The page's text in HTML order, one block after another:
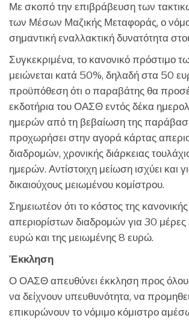
Με σκοπό την επιβράβευση των
των Μέσων Μαζικής Μεταφοράς, ο
σημαντική εναλλακτική δυνατότητα
Συγκεκριμένα, το κανονικό πρόστιμο
μειώνεται κατά 50%, δηλαδή στα 50
προϋπόθεση ότι ο παραβάτης θα
εκδοτήρια του ΟΑΣΘ εντός δέκα
ημερών από τη βεβαίωση της
προχωρήσει στην αγορά κάρτας
διαδρομών, χρονικής διάρκειας
ημερών. Αντίστοιχη μείωση ισχύει και
δικαιούχους μειωμένου κομίστρου.
Σημειωτέον ότι το κόστος της
απεριορίστων διαδρομών για 30 μέρες
ευρώ και της μειωμένης 8 ευρώ.
Έκκληση
Ο ΟΑΣΘ απευθύνει έκκληση προς
να δείχνουν υπευθυνότητα, να
επικυρώνουν το νόμιμο κόμιστρο